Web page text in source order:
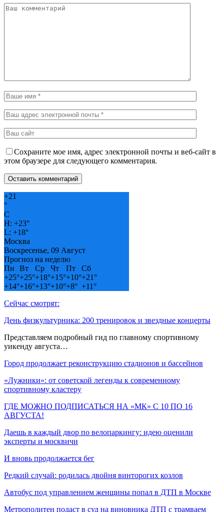
Сохраните мое имя, адрес электронной почты и веб-сайт в
этом браузере для следующего комментария.
+21
°
C
H: +23°
L: +18°
Москва
Воскресенье, 09 Август
Прогноз на неделю
Пн
Вт Ср Чт Пт
Сб
+25°+25°+18°+15°+10°+21°
+14°+16°+13°+10°+8° +11°
Сейчас смотрят:
День физкультурника: 200 тренировок и звездные концерты
Представляем подробный гид по главному спортивному
уикенду августа…
Город продолжает реконструкцию стадионов и бассейнов
«Лужники»: от советской легенды к современному
спортивному кластеру
ГДЕ МОЖНО ПОДПИСАТЬСЯ НА «МК» С 10 ПО 16
АВГУСТА!
Даешь в каждый двор по велопаркингу: идею оценили
эксперты и москвичи
И вновь продолжается бег
Редкий случай: родилась двойня винторогих козлов
Автобус под управлением женщины попал в ДТП в Москве
Метрополитен подаст в суд на виновника ДТП с трамваем